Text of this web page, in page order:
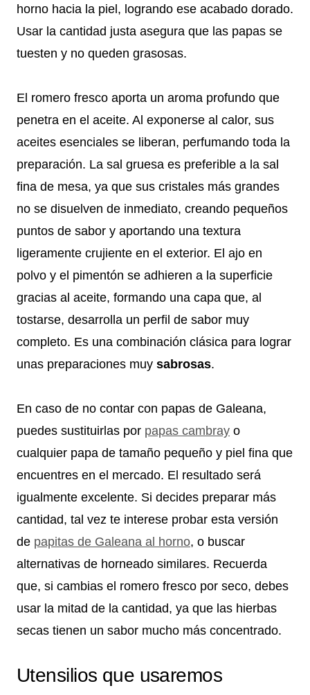
horno hacia la piel, logrando ese acabado dorado.
Usar la cantidad justa asegura que las papas se
tuesten y no queden grasosas.
El romero fresco aporta un aroma profundo que
penetra en el aceite. Al exponerse al calor, sus
aceites esenciales se liberan, perfumando toda la
preparación. La sal gruesa es preferible a la sal
fina de mesa, ya que sus cristales más grandes
no se disuelven de inmediato, creando pequeños
puntos de sabor y aportando una textura
ligeramente crujiente en el exterior. El ajo en
polvo y el pimentón se adhieren a la superficie
gracias al aceite, formando una capa que, al
tostarse, desarrolla un perfil de sabor muy
completo. Es una combinación clásica para lograr
unas preparaciones muy sabrosas.
En caso de no contar con papas de Galeana,
puedes sustituirlas por papas cambray o
cualquier papa de tamaño pequeño y piel fina que
encuentres en el mercado. El resultado será
igualmente excelente. Si decides preparar más
cantidad, tal vez te interese probar esta versión
de papitas de Galeana al horno, o buscar
alternativas de horneado similares. Recuerda
que, si cambias el romero fresco por seco, debes
usar la mitad de la cantidad, ya que las hierbas
secas tienen un sabor mucho más concentrado.
Utensilios que usaremos